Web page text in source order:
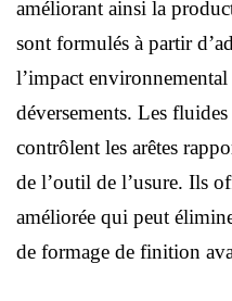
améliorant ainsi la
sont formulés à partir
l’impact
déversements. Les
contrôlent les arêtes
de l’outil de l’usure. Ils
améliorée qui peut
de formage de finition